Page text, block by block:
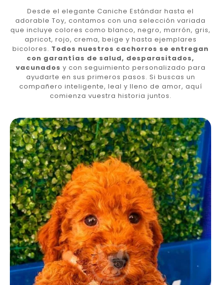
Desde el elegante Caniche Estándar hasta el
adorable Toy, contamos con una selección variada
que incluye colores como blanco, negro, marrón, gris,
apricot, rojo, crema, beige y hasta ejemplares
bicolores. Todos nuestros cachorros se entregan
con garantías de salud, desparasitados,
vacunados y con seguimiento personalizado para
ayudarte en sus primeros pasos. Si buscas un
compañero inteligente, leal y lleno de amor, aquí
comienza vuestra historia juntos.